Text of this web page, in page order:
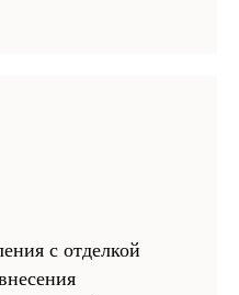
с отделкой